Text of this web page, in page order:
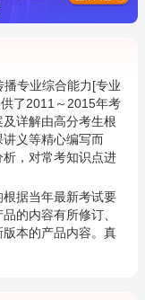
专业综合能力[专业
了2011～2015年考
详解由高分考生根
义等精心编写而
，对常考知识点进
据当年最新考试要
的内容有所修订、
本的产品内容。真